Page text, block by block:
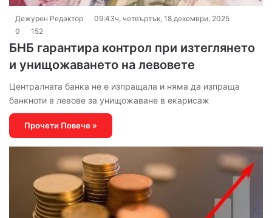
Дежурен Редактор
09:43ч, четвъртък, 18 декември, 2025
0
152
БНБ гарантира контрол при изтеглянето
и унищожаването на левовете
Централната банка не е изпращала и няма да изпраща
банкноти в левове за унищожаване в екарисаж
Прочети Повече »